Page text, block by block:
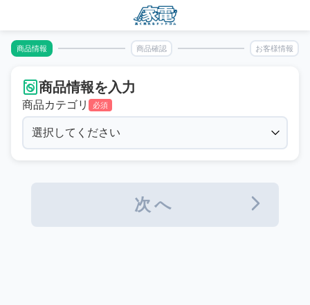
商品情報 商品確認 お客様情報
商品情報を入力
商品カテゴリ 必須
次へ